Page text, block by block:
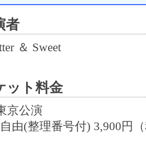
者
＆ Sweet
ット料金
京公演
由(整理番号付) 3,900円